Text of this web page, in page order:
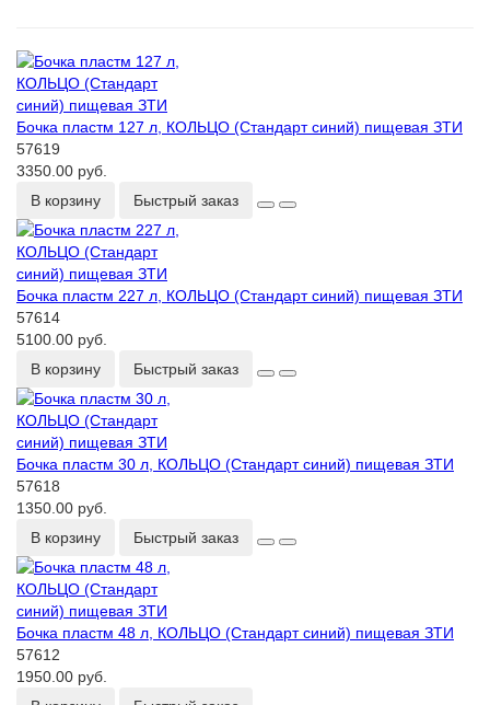
Бочка пластм 127 л, КОЛЬЦО (Стандарт синий) пищевая ЗТИ
57619
3350.00 руб.
В корзину
Быстрый заказ
Бочка пластм 227 л, КОЛЬЦО (Стандарт синий) пищевая ЗТИ
57614
5100.00 руб.
В корзину
Быстрый заказ
Бочка пластм 30 л, КОЛЬЦО (Стандарт синий) пищевая ЗТИ
57618
1350.00 руб.
В корзину
Быстрый заказ
Бочка пластм 48 л, КОЛЬЦО (Стандарт синий) пищевая ЗТИ
57612
1950.00 руб.